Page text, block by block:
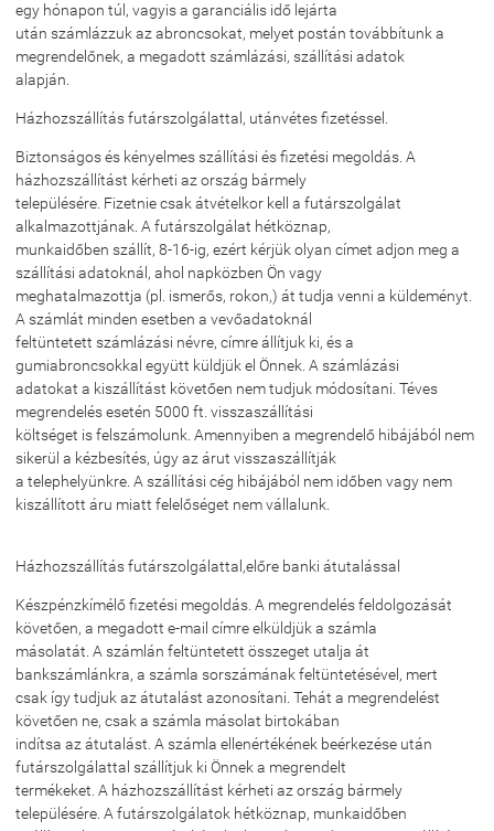
egy hónapon túl, vagyis a garanciális idő lejárta
után számlázzuk az abroncsokat, melyet postán továbbítunk a
megrendelőnek, a megadott számlázási, szállítási adatok
alapján.
Házhozszállítás futárszolgálattal, utánvétes fizetéssel.
Biztonságos és kényelmes szállítási és fizetési megoldás. A
házhozszállítást kérheti az ország bármely
településére. Fizetnie csak átvételkor kell a futárszolgálat
alkalmazottjának. A futárszolgálat hétköznap,
munkaidőben szállít, 8-16-ig, ezért kérjük olyan címet adjon meg a
szállítási adatoknál, ahol napközben Ön vagy
meghatalmazottja (pl. ismerős, rokon,) át tudja venni a küldeményt.
A számlát minden esetben a vevőadatoknál
feltüntetett számlázási névre, címre állítjuk ki, és a
gumiabroncsokkal együtt küldjük el Önnek. A számlázási
adatokat a kiszállítást követően nem tudjuk módosítani. Téves
megrendelés esetén 5000 ft. visszaszállítási
költséget is felszámolunk. Amennyiben a megrendelő hibájából nem
sikerül a kézbesítés, úgy az árut visszaszállítják
a telephelyünkre. A szállítási cég hibájából nem időben vagy nem
kiszállított áru miatt felelőséget nem vállalunk.
Házhozszállítás futárszolgálattal,előre banki átutalással
Készpénzkímélő fizetési megoldás. A megrendelés feldolgozását
követően, a megadott e-mail címre elküldjük a számla
másolatát. A számlán feltüntetett összeget utalja át
bankszámlánkra, a számla sorszámának feltüntetésével, mert
csak így tudjuk az átutalást azonosítani. Tehát a megrendelést
követően ne, csak a számla másolat birtokában
indítsa az átutalást. A számla ellenértékének beérkezése után
futárszolgálattal szállítjuk ki Önnek a megrendelt
termékeket. A házhozszállítást kérheti az ország bármely
településére. A futárszolgálatok hétköznap, munkaidőben